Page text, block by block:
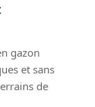
gazon
et sans
de